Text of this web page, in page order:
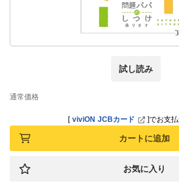
試し読み
通常価格
[ viviON JCBカード ]でお支
カートに追加
お気に入り